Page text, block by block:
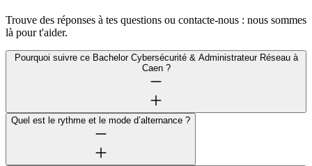
Trouve des réponses à tes questions ou contacte-nous : nous sommes
là pour t'aider.
Pourquoi suivre ce Bachelor Cybersécurité & Administrateur Réseau à
Caen ?
Quel est le rythme et le mode d’alternance ?